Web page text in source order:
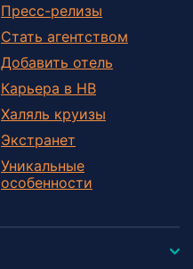
Пресс-релизы
Стать агентством
Добавить отель
Карьера в HB
Халяль круизы
Экстранет
Уникальные
особенности